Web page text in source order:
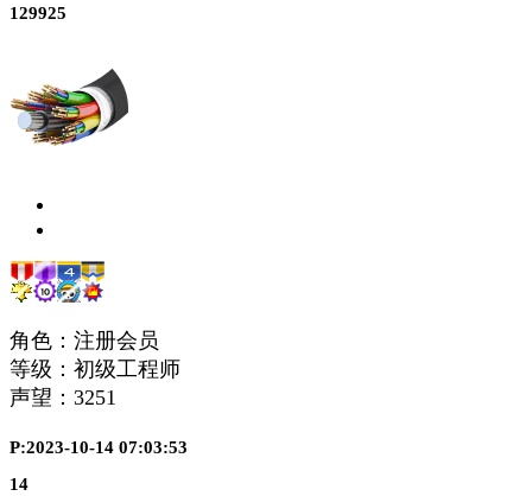
129925
角色：注册会员
等级：初级工程师
声望： 3251
P:2023-10-14 07:03:53
14